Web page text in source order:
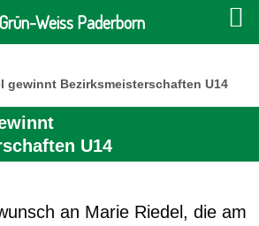
gewinnt Bezirksmeisterschaften U14
U14
an Marie Riedel, die am
Weiss Paderborn